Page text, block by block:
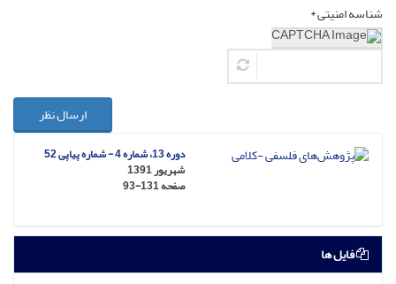
شناسه امنیتی *
ارسال نظر
دوره 13، شماره 4 - شماره پیاپی 52
شهریور 1391
صفحه93-131
فایل ها